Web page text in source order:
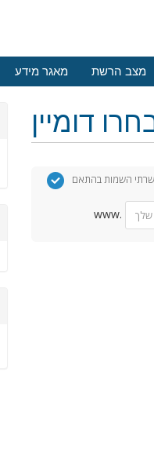
מאגר מידע מצב הרשת
שרתי השמות בהתאם
www.